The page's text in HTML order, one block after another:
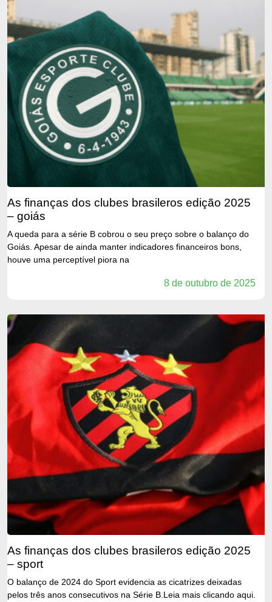
as finanças dos clubes brasileros edição 2025
– goiás
A queda para a série B cobrou o seu preço sobre o balanço do
Goiás. Apesar de ainda manter indicadores financeiros bons,
houve uma perceptível piora na
8 de outubro de 2025
as finanças dos clubes brasileros edição 2025
– sport
O balanço de 2024 do Sport evidencia as cicatrizes deixadas
pelos três anos consecutivos na Série B.Leia mais clicando aqui.